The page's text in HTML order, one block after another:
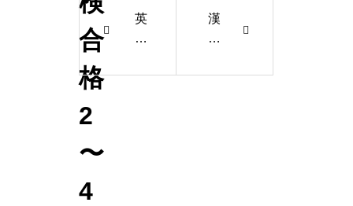
合
格
2
〜
4
英
検
１
漢
検
格